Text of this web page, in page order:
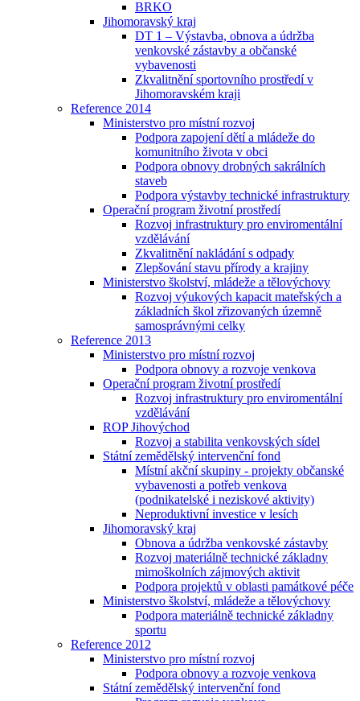
BRKO
Jihomoravský kraj
DT 1 – Výstavba, obnova a údržba
venkovské zástavby a občanské
vybavenosti
Zkvalitnění sportovního prostředí v
Jihomoravském kraji
Reference 2014
Ministerstvo pro místní rozvoj
Podpora zapojení dětí a mládeže do
komunitního života v obci
Podpora obnovy drobných sakrálních
staveb
Podpora výstavby technické infrastruktury
Operační program životní prostředí
Rozvoj infrastruktury pro enviromentální
vzdělávání
Zkvalitnění nakládání s odpady
Zlepšování stavu přírody a krajiny
Ministerstvo školství, mládeže a tělovýchovy
Rozvoj výukových kapacit mateřských a
základních škol zřizovaných územně
samosprávnými celky
Reference 2013
Ministerstvo pro místní rozvoj
Podpora obnovy a rozvoje venkova
Operační program životní prostředí
Rozvoj infrastruktury pro enviromentální
vzdělávání
ROP Jihovýchod
Rozvoj a stabilita venkovských sídel
Státní zemědělský intervenční fond
Místní akční skupiny - projekty občanské
vybavenosti a potřeb venkova
(podnikatelské i neziskové aktivity)
Neproduktivní investice v lesích
Jihomoravský kraj
Obnova a údržba venkovské zástavby
Rozvoj materiálně technické základny
mimoškolních zájmových aktivit
Podpora projektů v oblasti památkové péče
Ministerstvo školství, mládeže a tělovýchovy
Podpora materiálně technické základny
sportu
Reference 2012
Ministerstvo pro místní rozvoj
Podpora obnovy a rozvoje venkova
Státní zemědělský intervenční fond